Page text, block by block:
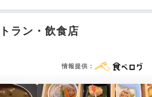
っくりお仕度できますよ。
浴衣 歯ブラシ カミソリ
ドライヤー お茶セット
ている情報を表示しています。
ラン・飲食店
情報提供：